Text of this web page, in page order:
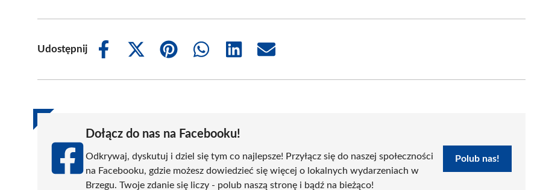
Udostępnij
Share
Share
(Twitter)
Share
Share
Share
Share
Dołącz do nas na Facebooku!
Odkrywaj, dyskutuj i dziel się tym co najlepsze! Przyłącz się do naszej społeczności
na Facebooku, gdzie możesz dowiedzieć się więcej o lokalnych wydarzeniach w
Brzegu. Twoje zdanie się liczy - polub naszą stronę i bądź na bieżąco!
Polub nas!